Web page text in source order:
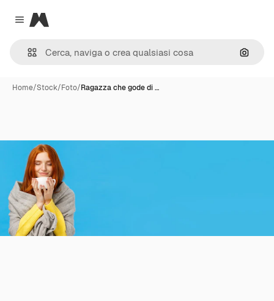
Close menu
Magnific
Cerca
Home/Stock/Foto/Ragazza che gode di …